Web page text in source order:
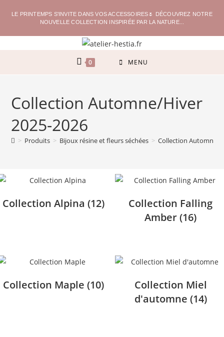
LE PRINTEMPS S'INVITE DANS VOS ACCESSOIRES🌷 DÉCOUVREZ NOTRE
NOUVELLE COLLECTION INSPIRÉE PAR LA NATURE...
0 MENU
Collection Automne/Hiver
2025-2026
> Produits > Bijoux résine et fleurs séchées > Collection Automne/
Collection Alpina (12)
Collection Falling
Amber(16)
Collection Maple (10)
Collection Miel
d'automne (14)